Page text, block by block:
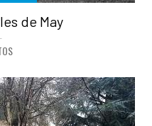
de May